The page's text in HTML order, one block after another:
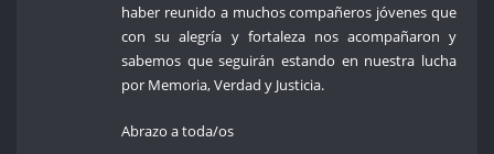
haber reunido a muchos compañeros jóvenes que
con su alegría y fortaleza nos acompañaron y
sabemos que seguirán estando en nuestra lucha
por Memoria, Verdad y Justicia.
Abrazo a toda/os